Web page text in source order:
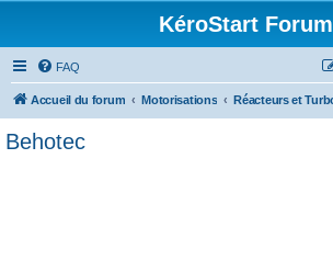
KéroStart Forum
FAQ
Accueil du forum Motorisations
Behotec